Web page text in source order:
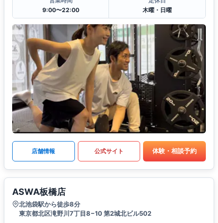
9:00〜22:00
木曜・日曜
店舗情報 公式サイト 体験・相談予約
ASWA板橋店
北池袋駅から徒歩8分
東京都北区滝野川7丁目8−10 第2城北ビル502